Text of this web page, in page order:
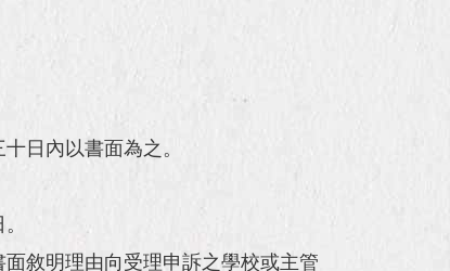
日內以書面為之。
敘明理由向受理申訴之學校或主管